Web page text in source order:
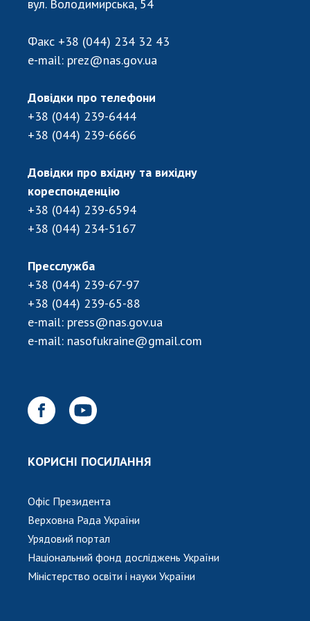
Відкрита наука в НАН України
Робота з молоддю
МІЖНАРОДНЕ СПІВРОБІТНИЦТВО
Членство в міжнародних організаціях
Міжнародні угоди
Міжнародні програми та конкурси
ДОКУМЕНТИ
Нормативні акти НАН України
Вибори до складу НАН України
Бланки документів
НОВИНИ
ЗАСІДАННЯ ПРЕЗИДІЇ НАН УКРАЇНИ
МЕДІА ПРО НАС
АКАДЕМІЯ КОМЕНТУЄ
КОНТАКТИ
КАБІНЕТ
вул. Володимирська, 54
Факс +38 (044) 234 32 43
e-mail: prez@nas.gov.ua
Довідки про телефони
+38 (044) 239-6444
+38 (044) 239-6666
Довідки про вхідну та вихідну
кореспонденцію
+38 (044) 239-6594
+38 (044) 234-5167
Пресслужба
+38 (044) 239-67-97
+38 (044) 239-65-88
e-mail: press@nas.gov.ua
e-mail: nasofukraine@gmail.com
КОРИСНІ ПОСИЛАННЯ
Офіс Президента
Верховна Рада України
Урядовий портал
Національний фонд досліджень України
Міністерство освіти і науки України